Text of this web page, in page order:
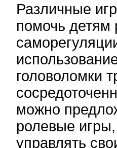
Различные
помочь детям
головоломки
можно
ролевые
управлять